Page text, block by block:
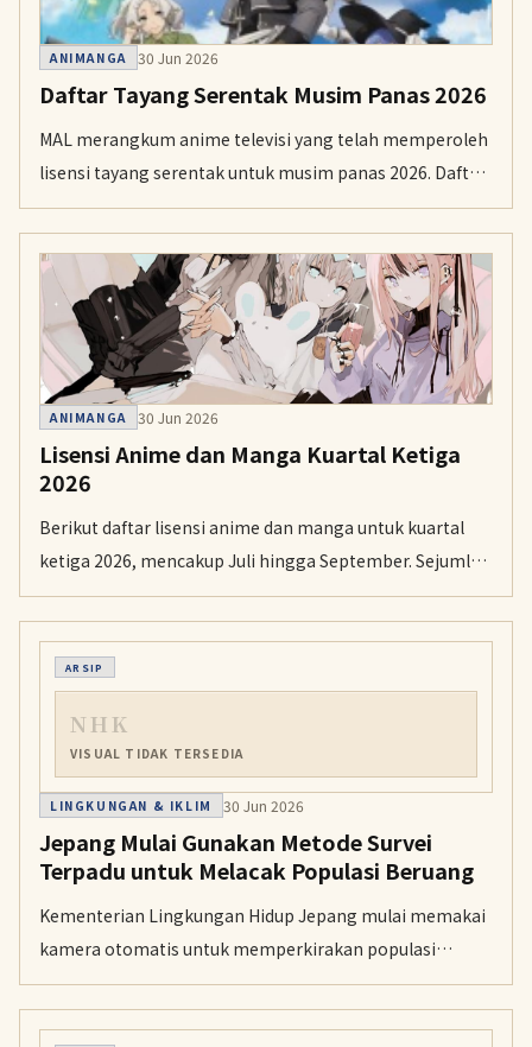
ANIMANGA 30 Jun 2026
Daftar Tayang Serentak Musim Panas 2026
MAL merangkum anime televisi yang telah memperoleh
lisensi tayang serentak untuk musim panas 2026. Daftar
ini akan terus diperbarui seiring pengumuman baru,
dengan judul seperti Bungou Stray Dogs Wan! 2,
Clevatess II, dan World Is Dancing.
ANIMANGA 30 Jun 2026
Lisensi Anime dan Manga Kuartal Ketiga
2026
Berikut daftar lisensi anime dan manga untuk kuartal
ketiga 2026, mencakup Juli hingga September. Sejumlah
judul musim panas 2026 yang sudah lebih dulu
dilisensikan juga ikut dimuat sebagai referensi.
ARSIP
NHK
VISUAL TIDAK TERSEDIA
LINGKUNGAN & IKLIM 30 Jun 2026
Jepang Mulai Gunakan Metode Survei
Terpadu untuk Melacak Populasi Beruang
Kementerian Lingkungan Hidup Jepang mulai memakai
kamera otomatis untuk memperkirakan populasi
beruang dengan lebih akurat. Langkah ini diambil di
tengah meningkatnya korban akibat serangan beruang.